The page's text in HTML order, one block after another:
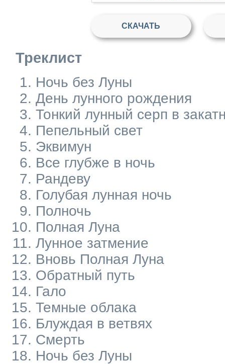
СКАЧАТЬ
Треклист
Ночь без Луны
День лунного рождения
Тонкий лунный серп в
Пепельный свет
Эквимун
Все глубже в ночь
Рандеву
Голубая лунная ночь
Полночь
Полная Луна
Лунное затмение
Вновь Полная Луна
Обратный путь
Гало
Темные облака
Блуждая в ветвях
Смерть
Ночь без Луны